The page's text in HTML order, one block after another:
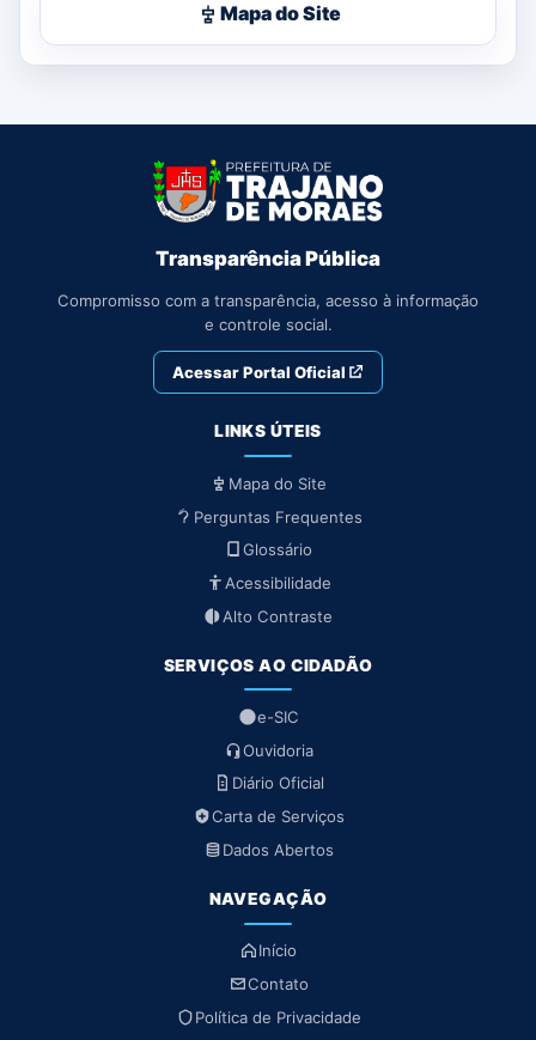
Mapa do Site
Transparência Pública
Compromisso com a transparência, acesso à informação
e controle social.
Acessar Portal Oficial
LINKS ÚTEIS
Mapa do Site
Perguntas Frequentes
Glossário
Acessibilidade
Alto Contraste
SERVIÇOS AO CIDADÃO
e-SIC
Ouvidoria
Diário Oficial
Carta de Serviços
Dados Abertos
NAVEGAÇÃO
Início
Contato
Política de Privacidade